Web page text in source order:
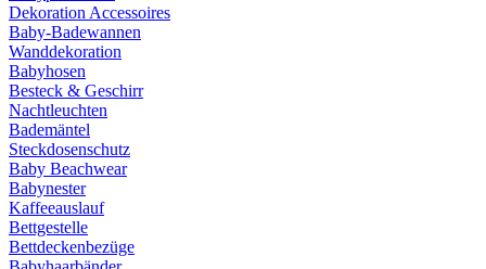
Dekoration Accessoires
Baby-Badewannen
Wanddekoration
Babyhosen
Besteck & Geschirr
Nachtleuchten
Bademäntel
Steckdosenschutz
Baby Beachwear
Babynester
Kaffeeauslauf
Bettgestelle
Bettdeckenbezüge